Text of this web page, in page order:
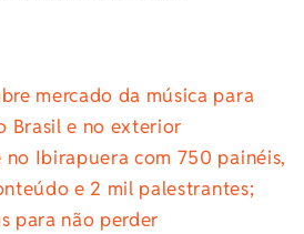
mercado da música para
Brasil e no exterior
no Ibirapuera com 750 painéis,
e 2 mil palestrantes;
para não perder